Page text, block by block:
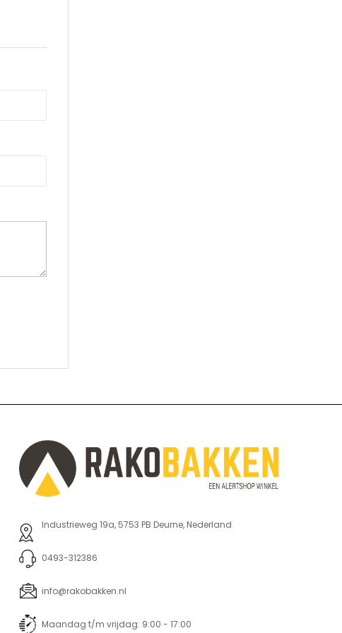
Industrieweg 19a, 5753 PB Deurne, Nederland
0493-312386
info@rakobakken.nl
Maandag t/m vrijdag: 9:00 - 17:00